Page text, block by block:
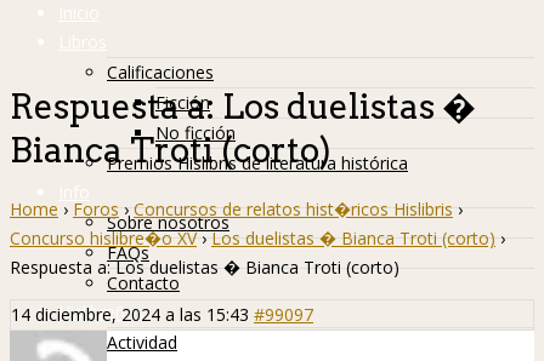
Inicio
Libros
Calificaciones
Ficción
No ficción
Premios Hislibris de literatura histórica
Info
Sobre nosotros
FAQs
Contacto
Hislibreños
Actividad
Respuesta a: Los duelistas �
Bianca Troti (corto)
Home › Foros › Concursos de relatos hist�ricos Hislibris ›
Concurso hislibre�o XV › Los duelistas � Bianca Troti (corto) ›
Respuesta a: Los duelistas � Bianca Troti (corto)
14 diciembre, 2024 a las 15:43 #99097